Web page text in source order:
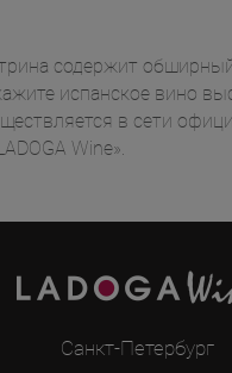
содержит
испанское вино
в сети
Wine».
Санкт-Петербург